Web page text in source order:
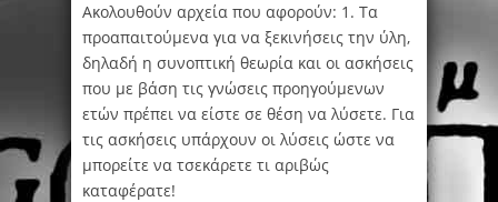
Ακολουθούν αρχεία που αφορούν: 1. Τα
προαπαιτούμενα για να ξεκινήσεις την ύλη,
δηλαδή η συνοπτική θεωρία και οι ασκήσεις
που με βάση τις γνώσεις προηγούμενων
ετών πρέπει να είστε σε θέση να λύσετε. Για
τις ασκήσεις υπάρχουν οι λύσεις ώστε να
μπορείτε να τσεκάρετε τι αριβώς
καταφέρατε!